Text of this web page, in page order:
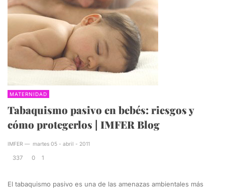
MATERNIDAD
Tabaquismo pasivo en bebés: riesgos y
cómo protegerlos | IMFER Blog
IMFER — martes 05 - abril - 2011
337 0 1
El tabaquismo pasivo es una de las amenazas ambientales más